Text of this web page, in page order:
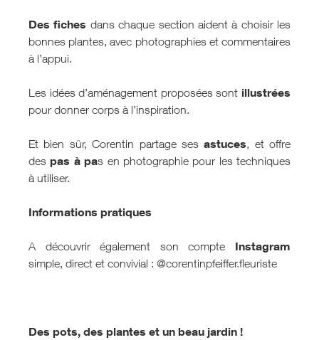
Des fiches dans chaque section aident à choisir les
bonnes plantes, avec photographies et commentaires
à l’appui.
Les idées d’aménagement proposées sont illustrées
pour donner corps à l’inspiration.
Et bien sûr, Corentin partage sesastuces, et offre
despas à pas en photographie pour les techniques
à utiliser.
Informations pratiques
A découvrir également son compte Instagram
simple, direct et convivial : @corentinpfeiffer.fleuriste
Des pots, des plantes et un beau jardin !